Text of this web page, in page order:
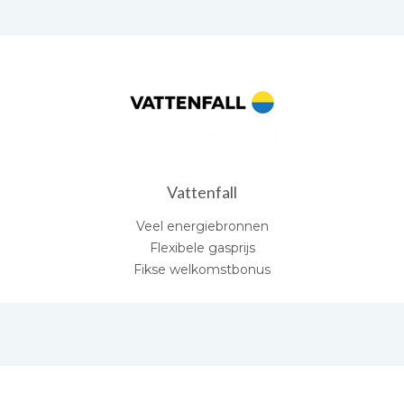
Vattenfall
Veel energiebronnen
Flexibele gasprijs
Fikse welkomstbonus